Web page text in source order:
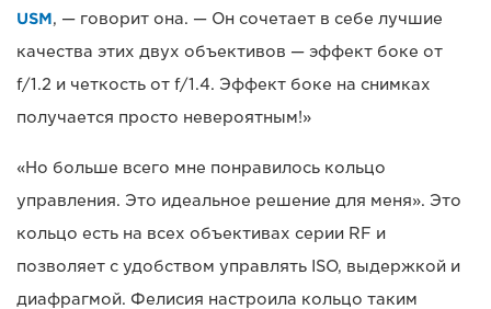
USM, — говорит она. — Он сочетает в себе лучшие
качества этих двух объективов — эффект боке от
f/1.2 и четкость от f/1.4. Эффект боке на снимках
получается просто невероятным!»
«Но больше всего мне понравилось кольцо
управления. Это идеальное решение для меня». Это
кольцо есть на всех объективах серии RF и
позволяет с удобством управлять ISO, выдержкой и
диафрагмой. Фелисия настроила кольцо таким